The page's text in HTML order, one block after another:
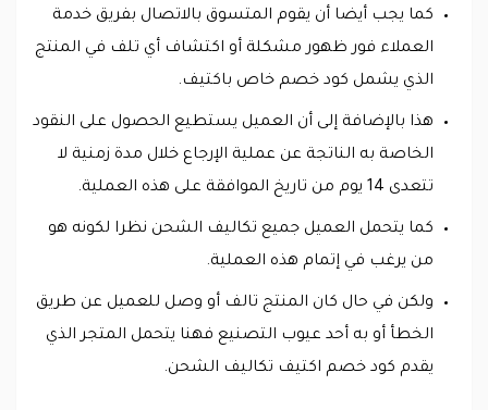
كما يجب أيضا أن يقوم المتسوق بالاتصال بفريق خدمة
العملاء فور ظهور مشكلة أو اكتشاف أي تلف في المنتج
الذي يشمل كود خصم خاص باكتيف.
هذا بالإضافة إلى أن العميل يستطيع الحصول على النقود
الخاصة به الناتجة عن عملية الإرجاع خلال مدة زمنية لا
تتعدى 14 يوم من تاريخ الموافقة على هذه العملية.
كما يتحمل العميل جميع تكاليف الشحن نظرا لكونه هو
من يرغب في إتمام هذه العملية.
ولكن في حال كان المنتج تالف أو وصل للعميل عن طريق
الخطأ أو به أحد عيوب التصنيع فهنا يتحمل المتجر الذي
يقدم كود خصم اكتيف تكاليف الشحن.